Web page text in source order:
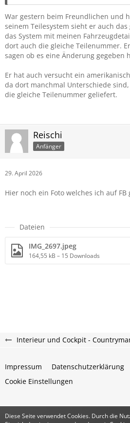
War gestern beim Freundlichen und
seinem Teilesystem sieht er auch
das System mit meinen
dort auch die gleiche Teilenummer.
sagen ob es eine Änderung gegeben
Er hat auch versucht ein
da dort manchmal Unterschiede
die gleiche Teilenummer geliefert.
Reischi
Anfänger
29. April 2026
Hier noch ein Foto welches ich auf
Dateien
IMG_2697.jpeg
164,55 kB – 15 Downloads
Interieur und Cockpit -
Impressum
Datenschutzerklärung
Cookie Einstellungen
Diese Seite verwendet Cookies. Durch die